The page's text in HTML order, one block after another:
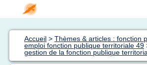
Accueil > Thèmes & articles : fonction
emploi fonction publique territoriale 49
gestion de la fonction publique